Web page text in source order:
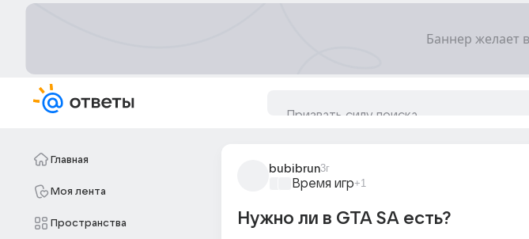
Главная
Моя лента
Пространства
bubibrun3г
Время игр+1
Нужно ли в GTA SA есть?